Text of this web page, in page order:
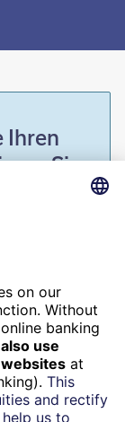
Ihren
Sie
aktuellen
Browser
immer auf